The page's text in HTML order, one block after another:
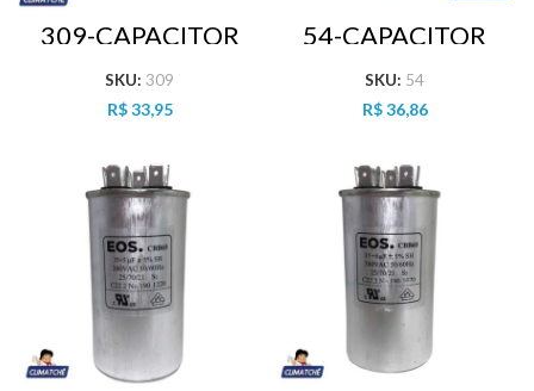
309-CAPACITOR
35+1.5 MFD 440
VAC DUPLO
SKU: 309
R$33,95
54-CAPACITOR
30+1.5 MFD 440
VAC DUPLO
SKU: 54
R$36,86